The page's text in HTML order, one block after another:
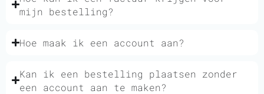
mijn bestelling?
Hoe maak ik een account aan?
Kan ik een bestelling plaatsen zonder
een account aan te maken?